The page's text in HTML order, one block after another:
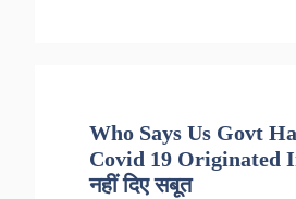
Who Says Us Govt
Covid 19 Originated
नहीं दिए सबूत